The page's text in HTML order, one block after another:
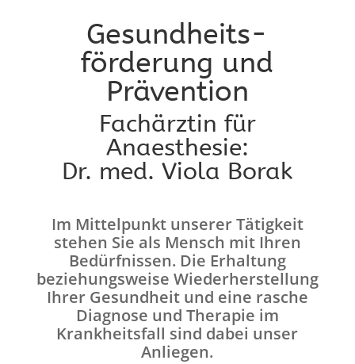
Gesundheits-
förderung und
Prävention
Fachärztin für
Anaesthesie:
Dr. med. Viola Borak
Im Mittelpunkt unserer Tätigkeit
stehen Sie als Mensch mit Ihren
Bedürfnissen. Die Erhaltung
beziehungsweise Wiederherstellung
Ihrer Gesundheit und eine rasche
Diagnose und Therapie im
Krankheitsfall sind dabei unser
Anliegen.